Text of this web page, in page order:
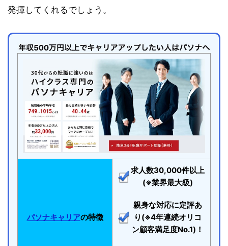
発揮してくれるでしょう。
パソナキャリアの特徴
求人数30,000件以上
(※業界最大級)
親身な対応に定評あ
り(※4年連続オリコ
ン顧客満足度No.1)！